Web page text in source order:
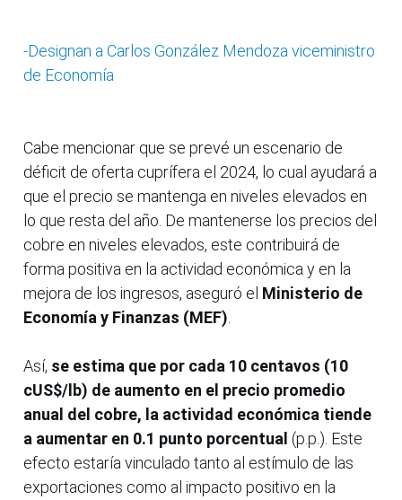
-Designan a Carlos González Mendoza viceministro
de Economía
Cabe mencionar que se prevé un escenario de
déficit de oferta cuprífera el 2024, lo cual ayudará a
que el precio se mantenga en niveles elevados en
lo que resta del año. De mantenerse los precios del
cobre en niveles elevados, este contribuirá de
forma positiva en la actividad económica y en la
mejora de los ingresos, aseguró el Ministerio de
Economía y Finanzas (MEF)
Así, se estima que por cada 10 centavos (10
cUS$/lb) de aumento en el precio promedio
anual del cobre, la actividad económica tiende
a aumentar en 0.1 punto porcentual (p.p.). Este
efecto estaría vinculado tanto al estímulo de las
exportaciones como al impacto positivo en la